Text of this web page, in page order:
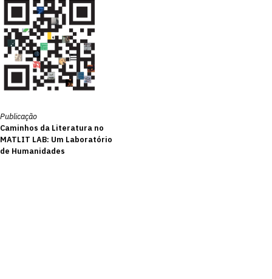
Publicação
Caminhos da Literatura no
MATLIT LAB: Um Laboratório
de Humanidades